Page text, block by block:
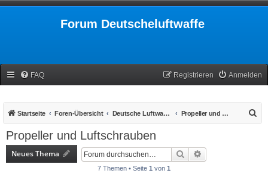
Forum Deutscheluftwaffe
FAQ Anmelden
Registrieren
Startseite Foren-Übersicht Deutsche Luftwaffe 1939-1945 Propeller und Luftschrauben
Propeller und Luftschrauben
Neues Thema Suche
7 Themen • Seite 1 von 1